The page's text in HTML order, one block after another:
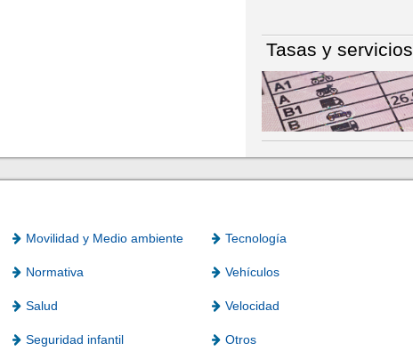
Tasas y servicios
Movilidad y Medio ambiente Tecnología
Normativa Vehículos
Salud Velocidad
Seguridad infantil Otros